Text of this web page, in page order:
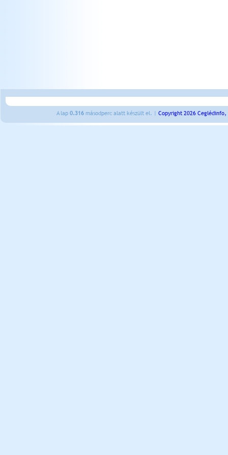
A lap 0.316 másodperc alatt készült el. | Copyright 2026